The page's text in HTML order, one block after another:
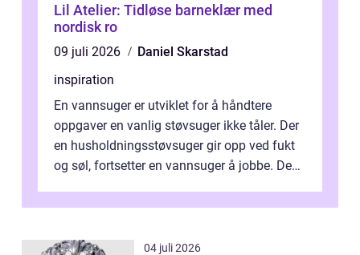
Lil Atelier: Tidløse barneklær med
nordisk ro
09 juli 2026
Daniel Skarstad
inspiration
En vannsuger er utviklet for å håndtere
oppgaver en vanlig støvsuger ikke tåler. Der
en husholdningsstøvsuger gir opp ved fukt
og søl, fortsetter en vannsuger å jobbe. Den
04 juli 2026